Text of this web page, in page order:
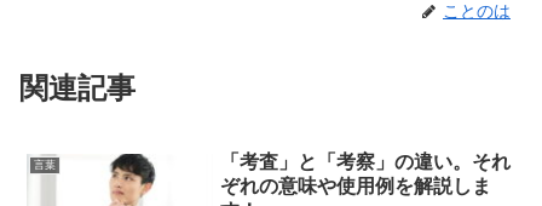
ことのは
関連記事
言葉
「考査」と「考察」の違い。それ
ぞれの意味や使用例を解説しま